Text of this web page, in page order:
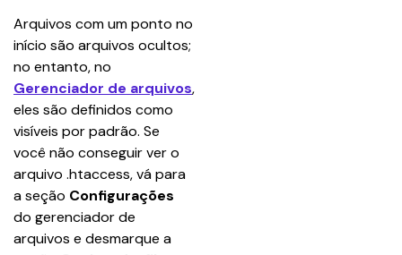
Arquivos com um ponto no
início são arquivos ocultos;
no entanto, no
Gerenciador de arquivos,
eles são definidos como
visíveis por padrão. Se
você não conseguir ver o
arquivo .htaccess, vá para
a seção Configurações
do gerenciador de
arquivos e desmarque a